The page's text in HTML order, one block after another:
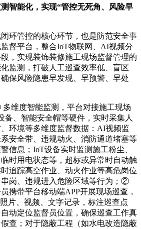
智能化，实现“管控无死角、风险早
环管控的核心环节，也是防范安全事
督平台，整合IoT物联网、AI视频分
，实现装饰装修施工现场监督管理的
监测，打破人工巡查效率低、盲区
保风险隐患早发现、早预警、早处
维度智能监测，平台对接施工现场
备、智能安全帽等硬件，实时采集人
环境等多维度监督数据：AI视频监
安全带、违规动火、消防通道堵塞等
信息；IoT设备实时监测施工粉尘、
时用电状态等，超标或异常时自动触
追踪高空作业、动火作业等高危岗位
岗、违规进入危险区域等行为；②
携带平台移动端APP开展现场巡查，
片、视频、文字记录，标注巡查点
动定位监督员位置，确保巡查工作真
查；对于隐蔽工程（如水电改造隐蔽